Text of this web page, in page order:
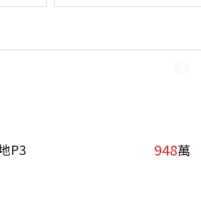
P3 948萬